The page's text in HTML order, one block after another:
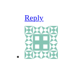
Reply